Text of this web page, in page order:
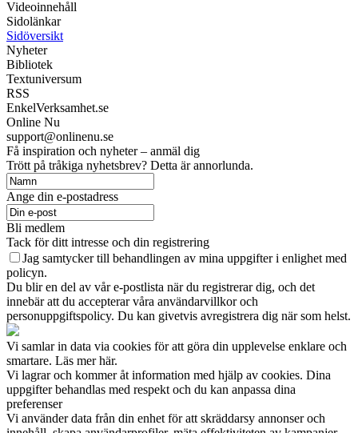
Videoinnehåll
Sidolänkar
Sidöversikt
Nyheter
Bibliotek
Textuniversum
RSS
EnkelVerksamhet.se
Online Nu
support@onlinenu.se
Få inspiration och nyheter – anmäl dig
Trött på tråkiga nyhetsbrev? Detta är annorlunda.
Ange din e-postadress
Bli medlem
Tack för ditt intresse och din registrering
Jag samtycker till behandlingen av mina uppgifter i enlighet med
policyn.
Du blir en del av vår e-postlista när du registrerar dig, och det
innebär att du accepterar våra användarvillkor och
personuppgiftspolicy. Du kan givetvis avregistrera dig när som helst.
Vi samlar in data via cookies för att göra din upplevelse enklare och
smartare. Läs mer här.
Vi lagrar och kommer åt information med hjälp av cookies. Dina
uppgifter behandlas med respekt och du kan anpassa dina
preferenser
Vi använder data från din enhet för att skräddarsy annonser och